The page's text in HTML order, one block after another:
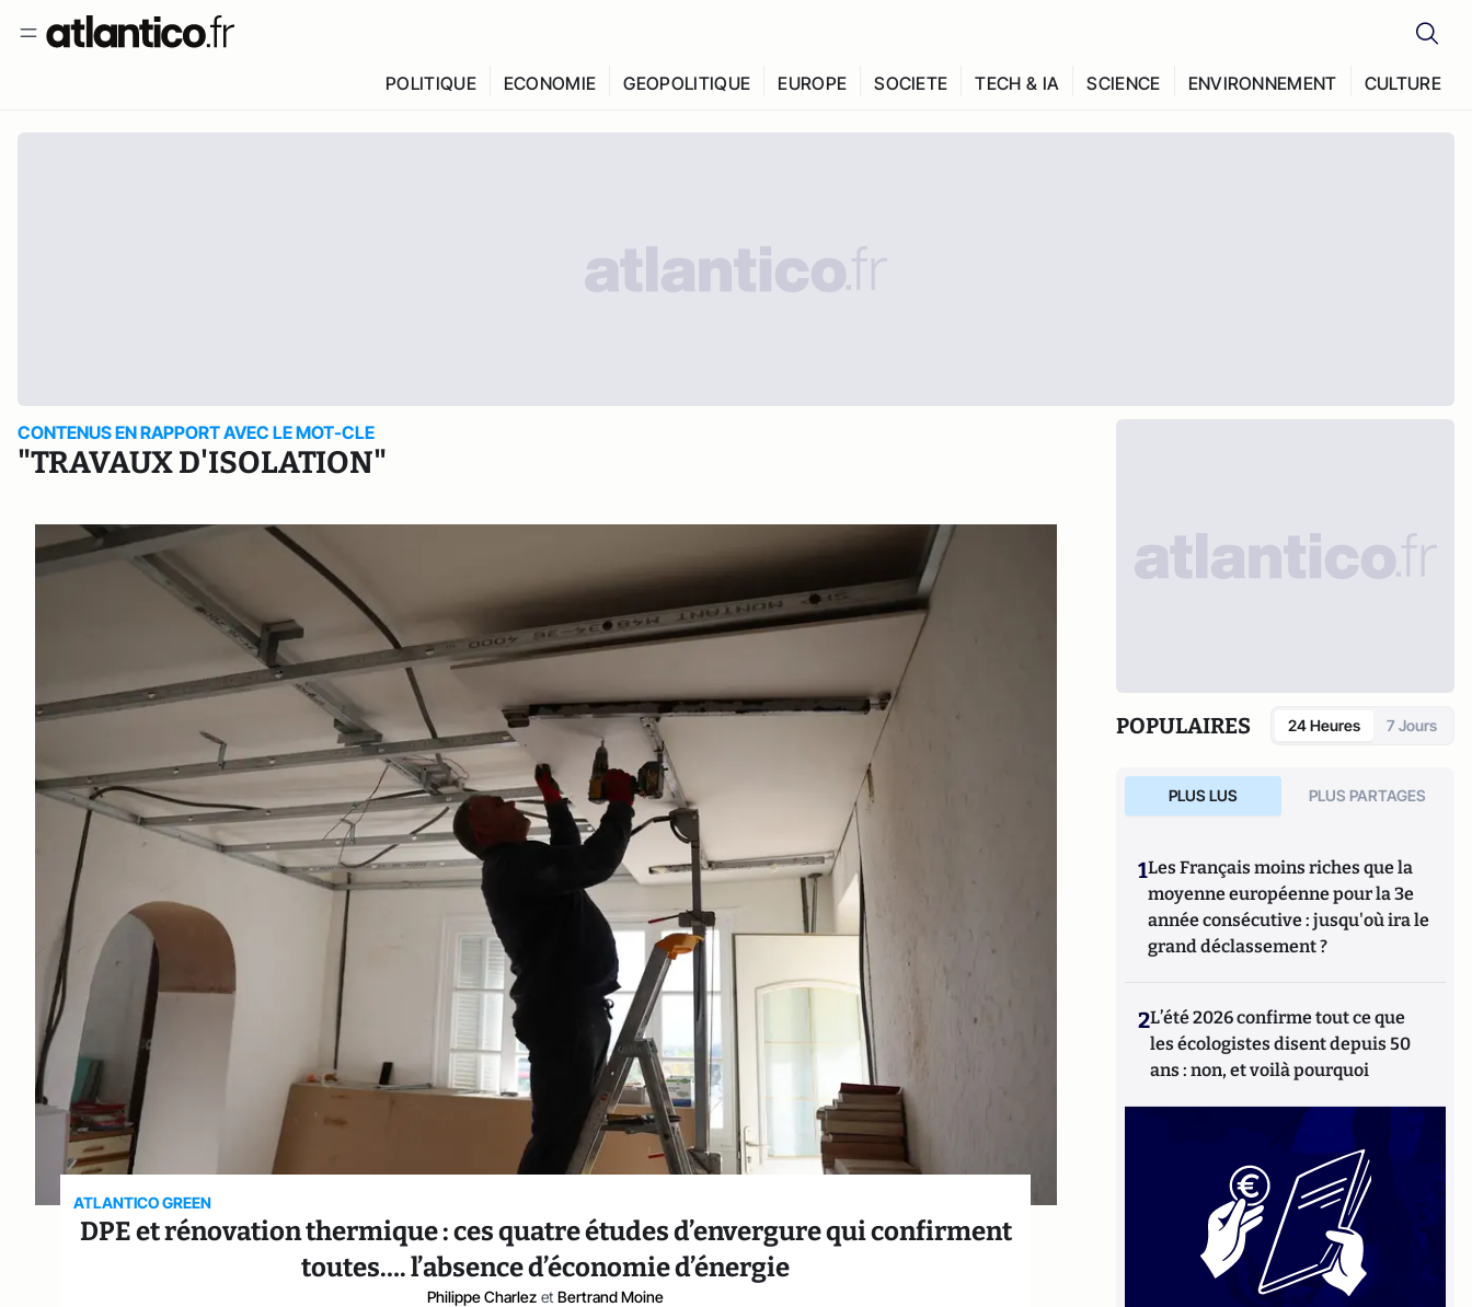
POLITIQUE ECONOMIE GEOPOLITIQUE EUROPE SOCIETE TECH & IA SCIENCE ENVIRONNEMENT CULTURE
CONTENUS EN RAPPORT AVEC LE MOT-CLE
"TRAVAUX D'ISOLATION"
ATLANTICO GREEN
DPE et rénovation thermique : ces quatre études d’envergure qui confirment
toutes…. l’absence d’économie d’énergie
Philippe Charlez et Bertrand Moine
POPULAIRES 24 Heures 7 Jours
PLUS LUS PLUS PARTAGES
1Les Français moins riches que la
moyenne européenne pour la 3e
année consécutive : jusqu'où ira le
grand déclassement ?
2L’été 2026 confirme tout ce que
les écologistes disent depuis 50
ans : non, et voilà pourquoi